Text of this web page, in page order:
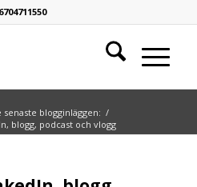
senaste blogginläggen: /
blogg, podcast och vlogg